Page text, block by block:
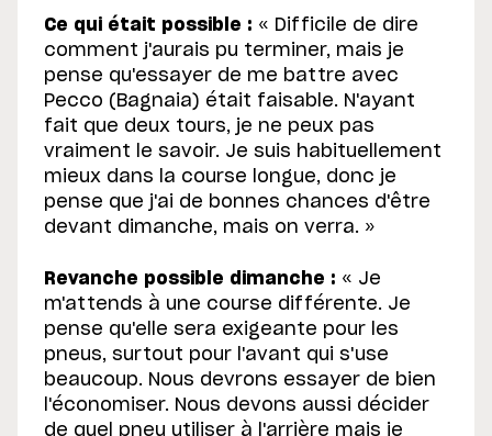
Ce qui était possible : « Difficile de dire
comment j'aurais pu terminer, mais je
pense qu'essayer de me battre avec
Pecco (Bagnaia) était faisable. N'ayant
fait que deux tours, je ne peux pas
vraiment le savoir. Je suis habituellement
mieux dans la course longue, donc je
pense que j'ai de bonnes chances d'être
devant dimanche, mais on verra. »
Revanche possible dimanche : « Je
m'attends à une course différente. Je
pense qu'elle sera exigeante pour les
pneus, surtout pour l'avant qui s'use
beaucoup. Nous devrons essayer de bien
l'économiser. Nous devons aussi décider
de quel pneu utiliser à l'arrière mais je